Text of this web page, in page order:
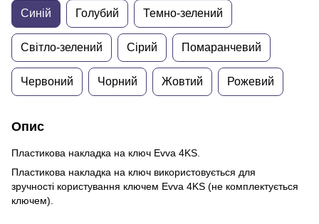
Синій Голубий Темно-зелений
Світло-зелений Сірий Помаранчевий
Червоний Чорний Жовтий Рожевий
Опис
Пластикова накладка на ключ Evva 4KS.
Пластикова накладка на ключ використовується для
зручності користування ключем Evva 4KS (не комплектується
ключем).